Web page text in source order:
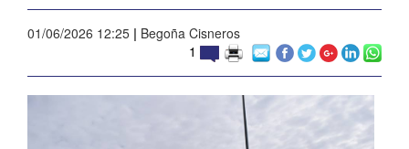
01/06/2026 12:25 | Begoña Cisneros
1